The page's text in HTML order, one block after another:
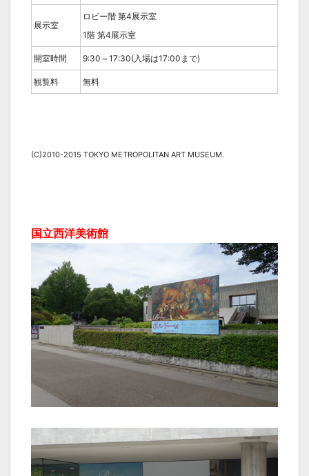
展示室
ロビー階 第4展示室
1階 第4展示室
開室時間 9:30～17:30(入場は17:00まで)
観覧料 無料
(C)2010-2015 TOKYO METROPOLITAN ART MUSEUM.
国立西洋美術館